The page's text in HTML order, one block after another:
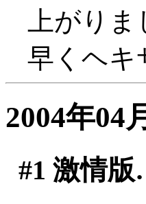
上がり
早くヘ
2004年04
#1 激情